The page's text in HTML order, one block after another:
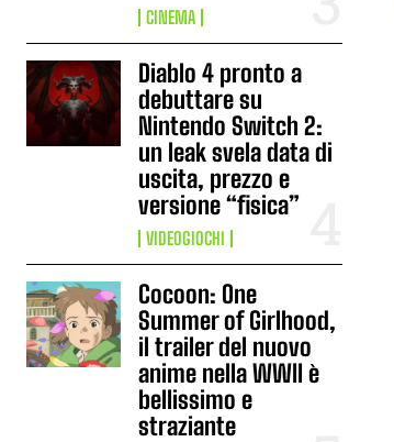
CINEMA
Diablo 4 pronto a
debuttare su
Nintendo Switch 2:
un leak svela data di
uscita, prezzo e
versione “fisica”
VIDEOGIOCHI
Cocoon: One
Summer of Girlhood,
il trailer del nuovo
anime nella WWII è
bellissimo e
straziante